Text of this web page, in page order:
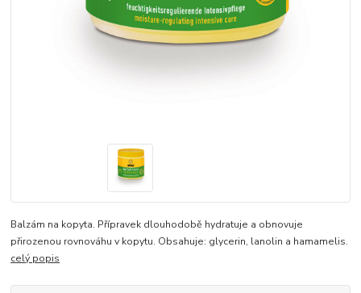
Balzám na kopyta. Přípravek dlouhodobě hydratuje a obnovuje
přirozenou rovnováhu v kopytu. Obsahuje: glycerin, lanolin a hamamelis.
celý popis